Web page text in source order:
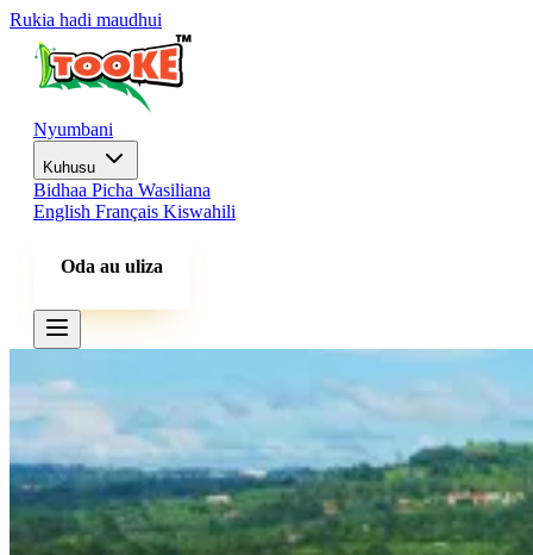
Rukia hadi maudhui
Nyumbani
Kuhusu
Bidhaa Picha Wasiliana
English Français Kiswahili
Oda au uliza